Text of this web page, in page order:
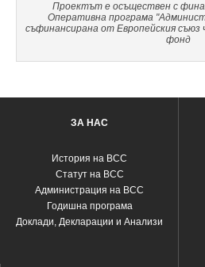
Проектът е осъществен с
Оперативна програма
съфинансирана от Европейския съюз
фонд
ЗА НАС
История на ВСС
Статут на ВСС
Администрация на ВСС
Годишна програма
Доклади, Декларации и Анализи